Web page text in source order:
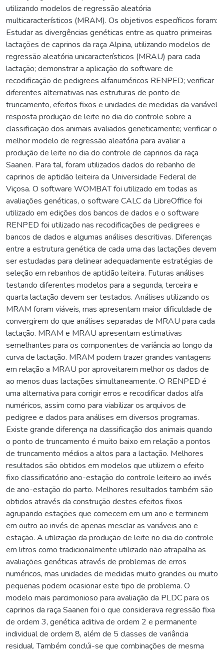
utilizando modelos de regressão aleatória
multicaracterísticos (MRAM). Os objetivos específicos foram:
Estudar as divergências genéticas entre as quatro primeiras
lactações de caprinos da raça Alpina, utilizando modelos de
regressão aleatória unicaracterísticos (MRAU) para cada
lactação; demonstrar a aplicação do software de
recodificação de pedigrees alfanuméricos RENPED; verificar
diferentes alternativas nas estruturas de ponto de
truncamento, efeitos fixos e unidades de medidas da variável
resposta produção de leite no dia do controle sobre a
classificação dos animais avaliados geneticamente; verificar o
melhor modelo de regressão aleatória para avaliar a
produção de leite no dia do controle de caprinos da raça
Saanen. Para tal, foram utilizados dados do rebanho de
caprinos de aptidão leiteira da Universidade Federal de
Viçosa. O software WOMBAT foi utilizado em todas as
avaliações genéticas, o software CALC da LibreOffice foi
utilizado em edições dos bancos de dados e o software
RENPED foi utilizado nas recodificações de pedigrees e
bancos de dados e algumas análises descritivas. Diferenças
entre a estrutura genética de cada uma das lactações devem
ser estudadas para delinear adequadamente estratégias de
seleção em rebanhos de aptidão leiteira. Futuras análises
testando diferentes modelos para a segunda, terceira e
quarta lactação devem ser testados. Análises utilizando os
MRAM foram viáveis, mas apresentam maior dificuldade de
convergirem do que análises separadas de MRAU para cada
lactação. MRAM e MRAU apresentam estimativas
semelhantes para os componentes de variância ao longo da
curva de lactação. MRAM podem trazer grandes vantagens
em relação a MRAU por aproveitarem melhor os dados de
ao menos duas lactações simultaneamente. O RENPED é
uma alternativa para corrigir erros e recodificar dados alfa
numéricos, assim como para viabilizar os arquivos de
pedigree e dados para análises em diversos programas.
Existe grande diferença na classificação dos animais quando
o ponto de truncamento é muito baixo em relação a pontos
de truncamento médios a altos para a lactação. Melhores
resultados são obtidos em modelos que utilizem o efeito
fixo classificatório ano-estação do controle leiteiro ao invés
de ano-estação do parto. Melhores resultados também são
obtidos através da construção destes efeitos fixos
agrupando estações que comecem em um ano e terminem
em outro ao invés de apenas mesclar as variáveis ano e
estação. A utilização da produção de leite no dia do controle
em litros como tradicionalmente utilizado não atrapalha as
avaliações genéticas através de problemas de erros
numéricos, mas unidades de medidas muito grandes ou muito
pequenas podem ocasionar este tipo de problema. O
modelo mais parcimonioso para avaliação da PLDC para os
caprinos da raça Saanen foi o que considerava regressão fixa
de ordem 3, genética aditiva de ordem 2 e permanente
individual de ordem 8, além de 5 classes de variância
residual. Também conclúi-se que combinações de mesma